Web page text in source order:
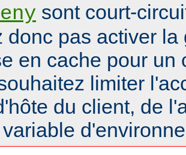
sont court-
donc pas activer
en cache pour un
limiter
du client, de